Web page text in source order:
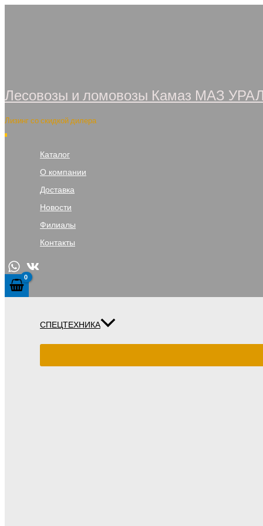
Лесовозы и ломовозы Камаз МАЗ
Лизинг со скидкой дилера
Каталог
О компании
Доставка
Новости
Филиалы
Контакты
СПЕЦТЕХНИКА